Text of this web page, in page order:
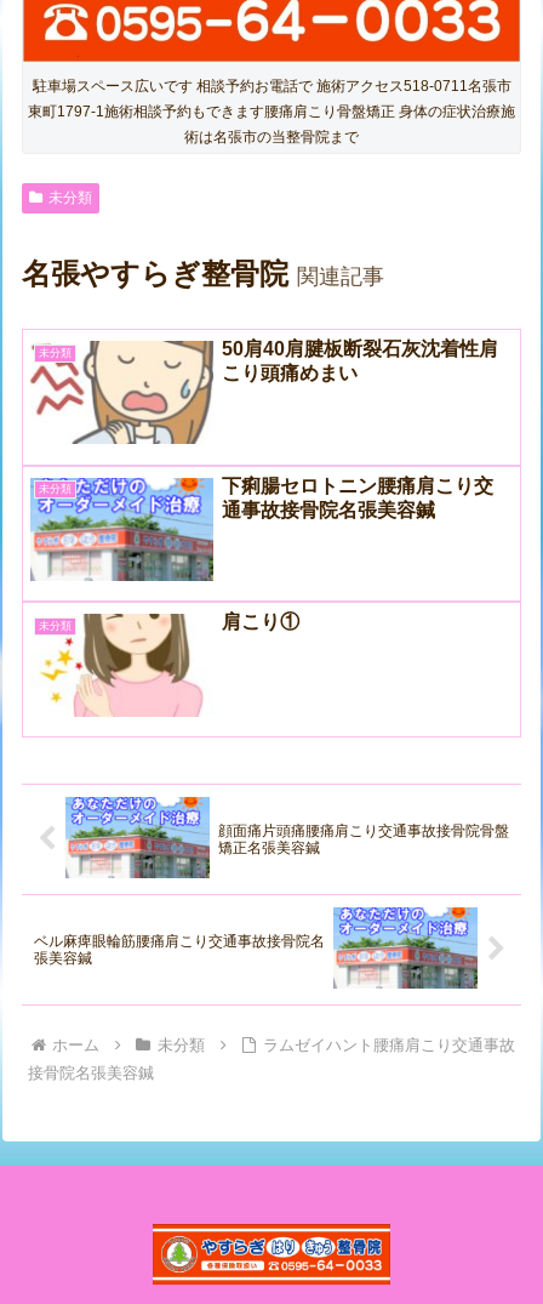
駐車場スペース広いです 相談予約お電話で 施術アクセス518-0711名張市
東町1797-1施術相談予約もできます腰痛肩こり骨盤矯正 身体の症状治療施
術は名張市の当整骨院まで
未分類
名張やすらぎ整骨院関連記事
未分類
50肩40肩腱板断裂石灰沈着性肩
こり頭痛めまい
未分類
下痢腸セロトニン腰痛肩こり交
通事故接骨院名張美容鍼
未分類 肩こり①
顔面痛片頭痛腰痛肩こり交通事故接骨院骨盤
矯正名張美容鍼
ベル麻痺眼輪筋腰痛肩こり交通事故接骨院名
張美容鍼
ホーム 未分類
ラムゼイハント腰痛肩こり交通事故
接骨院名張美容鍼